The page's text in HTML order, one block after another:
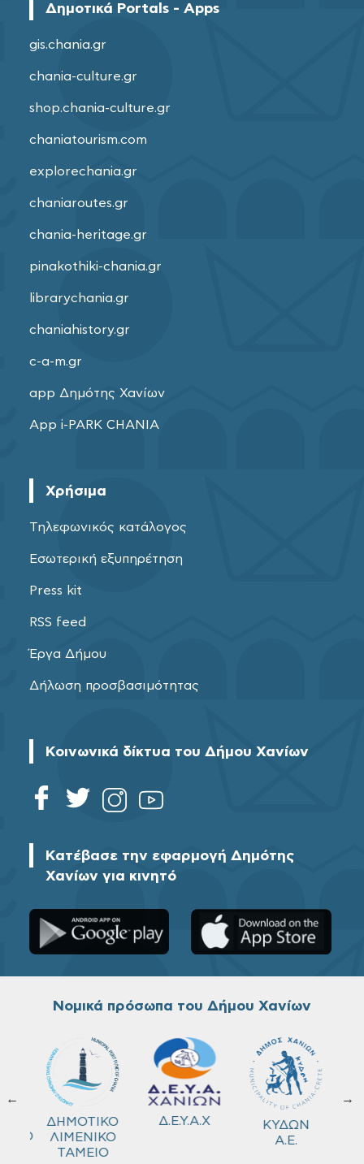
Δημοτικά Portals - Apps
gis.chania.gr
chania-culture.gr
shop.chania-culture.gr
chaniatourism.com
explorechania.gr
chaniaroutes.gr
chania-heritage.gr
pinakothiki-chania.gr
librarychania.gr
chaniahistory.gr
c-a-m.gr
app Δημότης Χανίων
App i-PARK CHANIA
Χρήσιμα
Τηλεφωνικός κατάλογος
Εσωτερική εξυπηρέτηση
Press kit
RSS feed
Έργα Δήμου
Δήλωση προσβασιμότητας
Κοινωνικά δίκτυα του Δήμου Χανίων
Κατέβασε την εφαρμογή Δημότης
Χανίων για κινητό
Νομικά πρόσωπα του Δήμου Χανίων
←
ΔΗΜΟΤΙΚΟ
ΛΙΜΕΝΙΚΟ
ΤΑΜΕΙΟ
Δ.Ε.Υ.Α.Χ
ΚΥΔΩΝ
Α.Ε.
→